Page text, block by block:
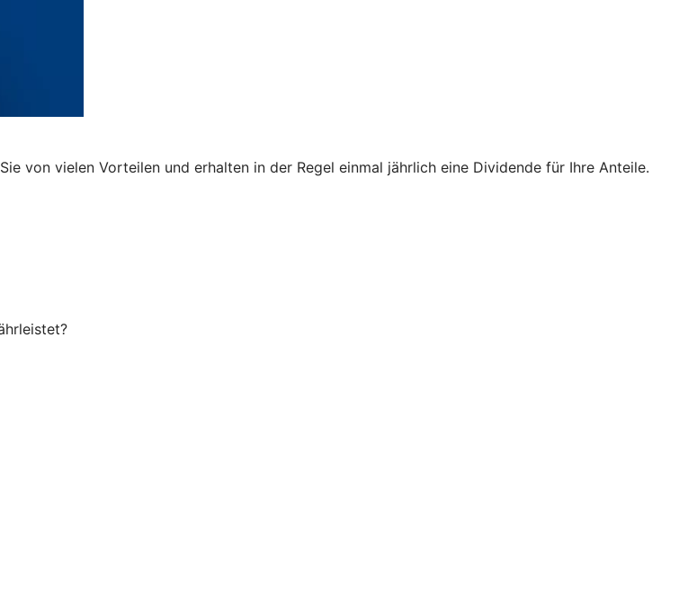
von vielen Vorteilen und erhalten in der Regel einmal jährlich eine Dividende für Ihre Anteile.